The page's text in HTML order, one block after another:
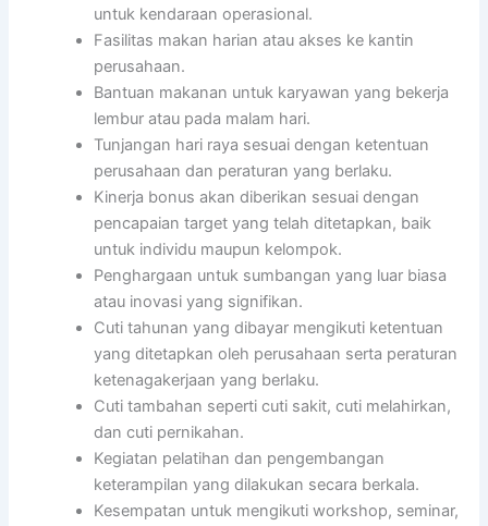
untuk kendaraan operasional.
Fasilitas makan harian atau akses ke kantin
perusahaan.
Bantuan makanan untuk karyawan yang bekerja
lembur atau pada malam hari.
Tunjangan hari raya sesuai dengan ketentuan
perusahaan dan peraturan yang berlaku.
Kinerja bonus akan diberikan sesuai dengan
pencapaian target yang telah ditetapkan, baik
untuk individu maupun kelompok.
Penghargaan untuk sumbangan yang luar biasa
atau inovasi yang signifikan.
Cuti tahunan yang dibayar mengikuti ketentuan
yang ditetapkan oleh perusahaan serta peraturan
ketenagakerjaan yang berlaku.
Cuti tambahan seperti cuti sakit, cuti melahirkan,
dan cuti pernikahan.
Kegiatan pelatihan dan pengembangan
keterampilan yang dilakukan secara berkala.
Kesempatan untuk mengikuti workshop, seminar,